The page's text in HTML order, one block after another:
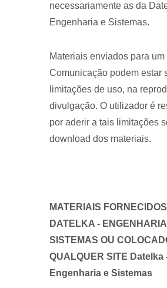
necessariamente as da
Engenharia e Sistemas.
Materiais enviados para
Comunicação podem estar
limitações de uso, na
divulgação. O utilizador é
por aderir a tais limitações
download dos materiais.
MATERIAIS
DATELKA -
SISTEMAS OU
QUALQUER SITE Datelka
Engenharia e Sistemas